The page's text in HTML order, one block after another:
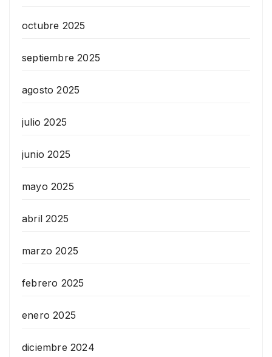
octubre 2025
septiembre 2025
agosto 2025
julio 2025
junio 2025
mayo 2025
abril 2025
marzo 2025
febrero 2025
enero 2025
diciembre 2024